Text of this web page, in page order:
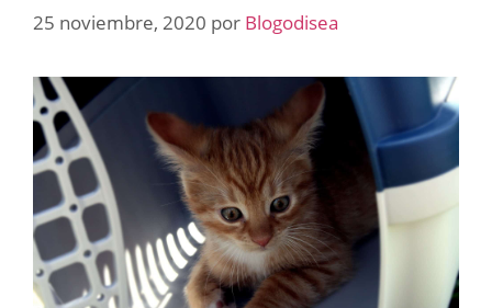
25 noviembre, 2020 por Blogodisea